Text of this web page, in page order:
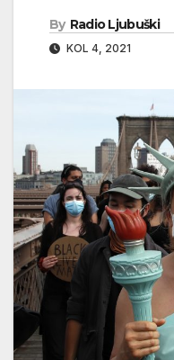
By Radio Ljubuški
KOL 4, 2021